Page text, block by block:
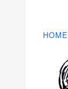
HOME